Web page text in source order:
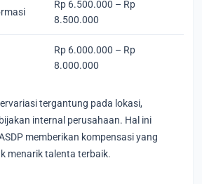
Rp 6.500.000 – Rp
8.500.000
Rp 6.000.000 – Rp
8.000.000
tergantung pada lokasi,
internal perusahaan. Hal ini
memberikan kompensasi yang
menarik talenta terbaik.